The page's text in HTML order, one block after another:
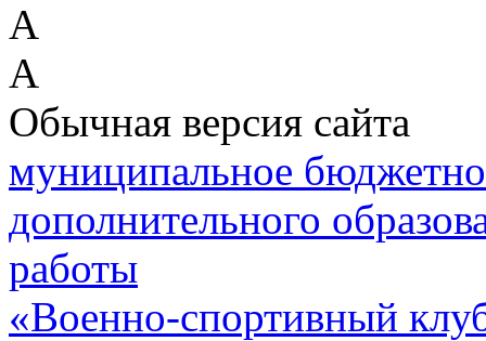
А
А
Обычная версия сайта
муниципальное
дополнительного
работы
«Военно-спортивный